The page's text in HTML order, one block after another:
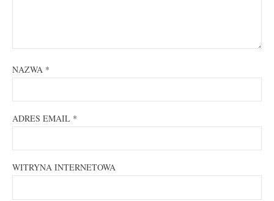
NAZWA *
ADRES EMAIL *
WITRYNA INTERNETOWA